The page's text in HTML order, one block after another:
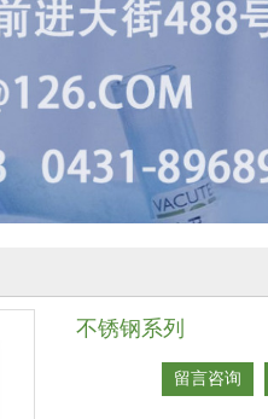
不锈钢系列
留言咨询